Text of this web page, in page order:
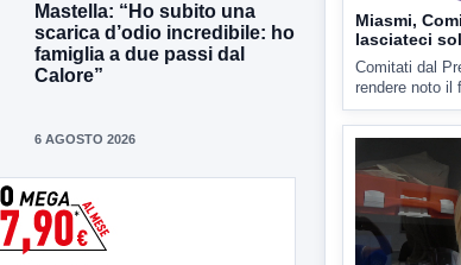
Mastella: “Ho subito una
scarica d’odio incredibile: ho
famiglia a due passi dal
Calore”
6 AGOSTO 2026
Miasmi,
lasciateci
rendere noto il